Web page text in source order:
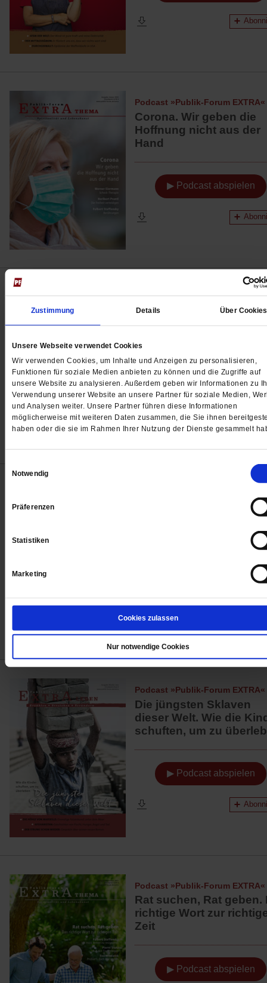
Zustimmung Details Über Cookies
Unsere Webseite verwendet Cookies
Wir verwenden Cookies, um Inhalte und Anzeigen zu personalisieren,
Funktionen für soziale Medien anbieten zu können und die Zugriffe auf
unsere Website zu analysieren. Außerdem geben wir Informationen zu
Verwendung unserer Website an unsere Partner für soziale Medien,
und Analysen weiter. Unsere Partner führen diese Informationen
möglicherweise mit weiteren Daten zusammen, die Sie ihnen
haben oder die sie im Rahmen Ihrer Nutzung der Dienste gesammelt
Notwendig
Präferenzen
Statistiken
Marketing
Cookies zulassen
Nur notwendige Cookies
Podcast »Publik-Forum EXTRA«
Corona. Wir geben die
Hoffnung nicht aus der
Hand
▶ Podcast abspielen
Podcast »Publik-Forum EXTRA«
Die Heilige Familie ist
immer noch auf der
▶ Podcast abspielen
Wir Sterblichen.
▶ Podcast abspielen
Podcast »Publik-Forum EXTRA«
Die jüngsten Sklaven
dieser Welt. Wie die
schuften, um zu
▶ Podcast abspielen
Podcast »Publik-Forum EXTRA«
Rat suchen, Rat geben.
richtige Wort zur
Zeit
▶ Podcast abspielen